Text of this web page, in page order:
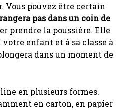
pouvez être certain
pas dans un coin de
prendre la poussière. Elle
enfant et à sa classe à
dans un moment de
en plusieurs formes.
en carton, en papier